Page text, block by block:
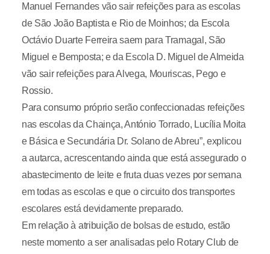
Manuel Fernandes vão sair refeições para as escolas
de São João Baptista e Rio de Moinhos; da Escola
Octávio Duarte Ferreira saem para Tramagal, São
Miguel e Bemposta; e da Escola D. Miguel de Almeida
vão sair refeições para Alvega, Mouriscas, Pego e
Rossio.
Para consumo próprio serão confeccionadas refeições
nas escolas da Chainça, António Torrado, Lucília Moita
e Básica e Secundária Dr. Solano de Abreu”, explicou
a autarca, acrescentando ainda que está assegurado o
abastecimento de leite e fruta duas vezes por semana
em todas as escolas e que o circuito dos transportes
escolares está devidamente preparado.
Em relação à atribuição de bolsas de estudo, estão
neste momento a ser analisadas pelo Rotary Club de